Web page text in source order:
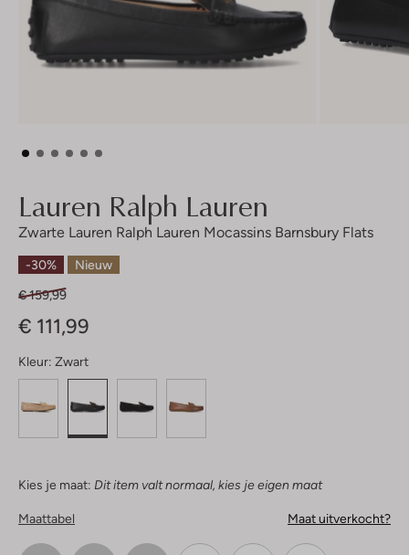
Lauren Ralph Lauren
Zwarte Lauren Ralph Lauren Mocassins Barnsbury Flats
-30% Nieuw
€ 159,99
€ 111,99
Kleur: Zwart
Kies je maat: Dit item valt normaal, kies je eigen maat
Maattabel Maat uitverkocht?